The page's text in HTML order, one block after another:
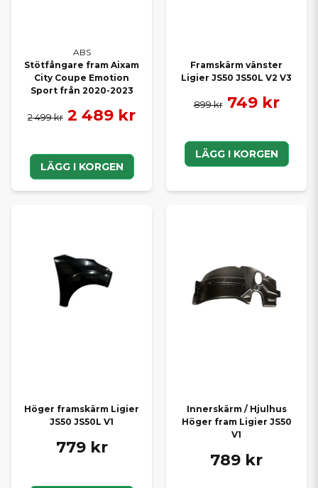
ABS
Stötfångare fram Aixam
City Coupe Emotion
Sport från 2020-2023
2 499 kr 2 489 kr
LÄGG I KORGEN
Framskärm vänster
Ligier JS50 JS50L V2 V3
899 kr 749 kr
LÄGG I KORGEN
Höger framskärm Ligier
JS50 JS50L V1
779 kr
Innerskärm / Hjulhus
Höger fram Ligier JS50
V1
789 kr